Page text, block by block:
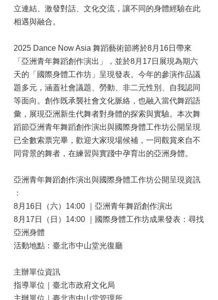
立連結、激發對話、文化交流，讓不同的身體經驗在此
相遇與融合。
2025 Dance Now Asia 舞蹈藝術節將於8月16日帶來
「亞洲青年舞蹈創作演出」，並於8月17日展現為期六
天的「國際身體工作坊」呈現發表。今年的參演作品議
題多元，涵蓋社會議題、勞動、非二元性別、自我認同
等面向。創作既承襲社會文化脈絡，也融入當代舞蹈語
彙，展現亞洲新生代舞者對身體的探索與實驗。本次舞
蹈節亞洲青年舞蹈創作演出與國際身體工作坊公開呈現
已全數索票完畢，歡迎大家現場候補，一同觀賞來自不
同背景的舞者，在練習與實踐中孕育出的亞洲身體。
亞洲青年舞蹈創作演出與國際身體工作坊公開呈現資訊
：
8月16日（六）14:00 ｜亞洲青年舞蹈創作演出
8月17日（日）14:00 ｜國際身體工作坊成果發表：尋找
亞洲身體
活動地點：臺北市中山堂光復廳
主辦單位資訊
指導單位｜臺北市政府文化局
主辦單位｜臺北市中山堂管理所